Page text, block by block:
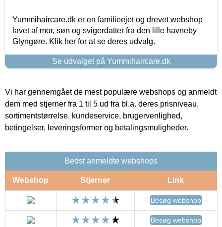
Yummihaircare.dk er en familieejet og drevet webshop
lavet af mor, søn og svigerdatter fra den lille havneby
Glyngøre. Klik her for at se deres udvalg.
Se udvalget på Yummihaircare.dk
Vi har gennemgået de mest populære webshops og anmeldt
dem med stjerner fra 1 til 5 ud fra bl.a. deres prisniveau,
sortimentstørrelse, kundeservice, brugervenlighed,
betingelser, leveringsformer og betalingsmuligheder.
Bedst anmeldte webshops
Webshop Stjerner Link
Besøg webshop
Besøg webshop